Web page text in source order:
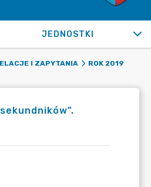
JEDNOSTKI
I ZAPYTANIA
ROK 2019